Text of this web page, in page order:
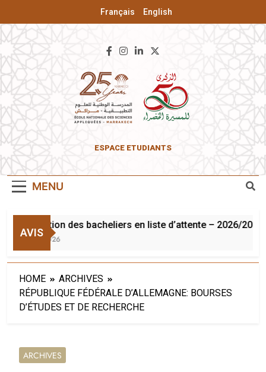
Français English
ENSA De
ESPACE ETUDIANTS
MENU
AVIS
Inscription des bacheliers en liste d’attente – 2026/2027
3 Août 2026
HOME
ARCHIVES
RÉPUBLIQUE FÉDÉRALE D’ALLEMAGNE: BOURSES
D’ÉTUDES ET DE RECHERCHE
ARCHIVES